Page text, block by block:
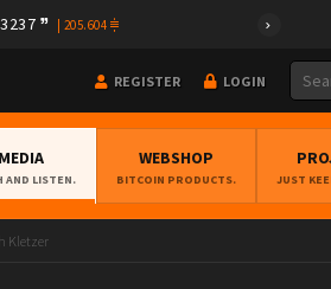
205.604
REGISTER LOGIN
MEDIA
AND LISTEN.
WEBSHOP
BITCOIN PRODUCTS. JUST
Kletzer